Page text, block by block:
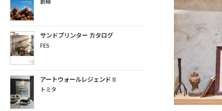
サンドプリンター カタログ
FES
アートウォールレジェンドⅡ
トミタ